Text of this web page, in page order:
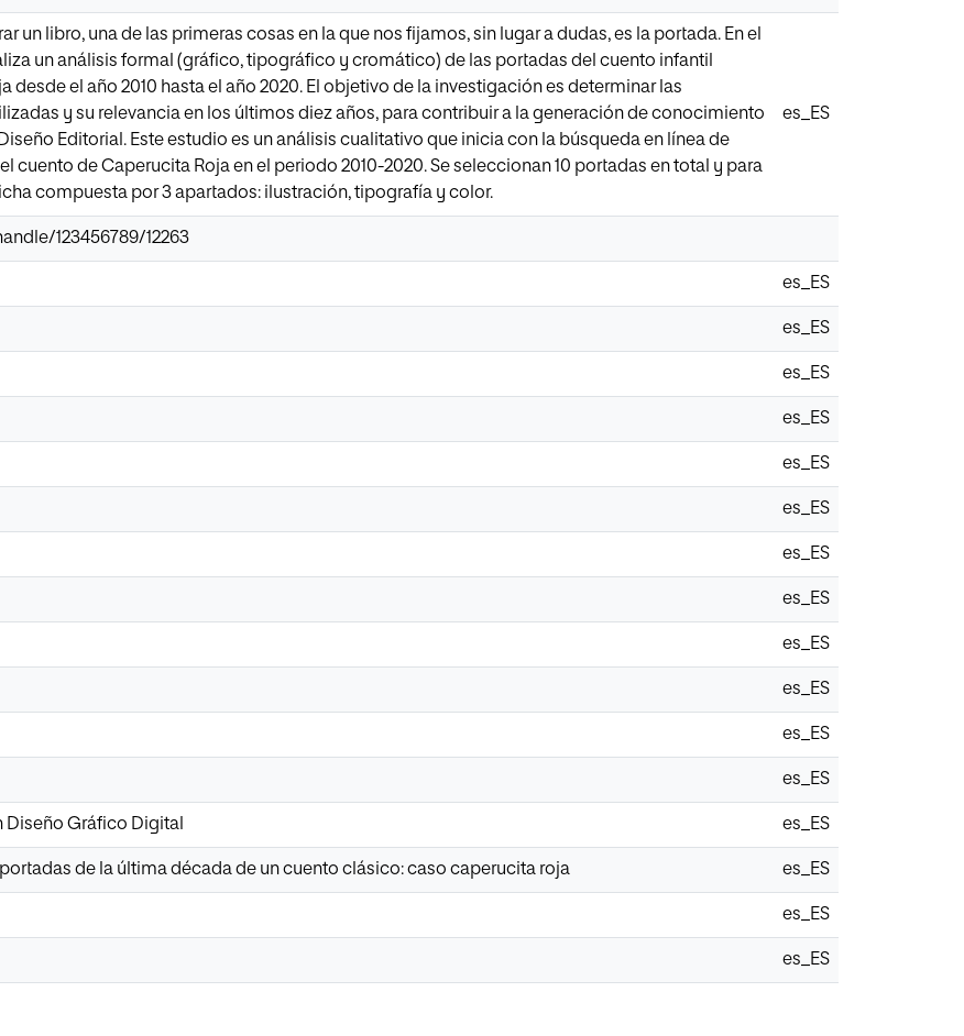
un libro, una de las primeras cosas en la que nos fijamos, sin lugar a dudas, es la portada. En el
un análisis formal (gráfico, tipográfico y cromático) de las portadas del cuento infantil
desde el año 2010 hasta el año 2020. El objetivo de la investigación es determinar las
y su relevancia en los últimos diez años, para contribuir a la generación de conocimiento
Editorial. Este estudio es un análisis cualitativo que inicia con la búsqueda en línea de
cuento de Caperucita Roja en el periodo 2010-2020. Se seleccionan 10 portadas en total y para
compuesta por 3 apartados: ilustración, tipografía y color.
es_ES
123456789/12263
es_ES
es_ES
es_ES
es_ES
es_ES
es_ES
es_ES
es_ES
es_ES
es_ES
es_ES
es_ES
Diseño Gráfico Digital es_ES
de la última década de un cuento clásico: caso caperucita roja es_ES
es_ES
es_ES